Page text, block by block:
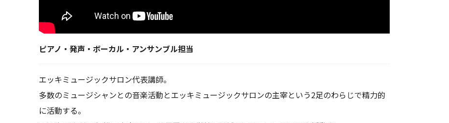
ピアノ・発声・ボーカル・アンサンブル担当
エッキミュージックサロン代表講師。
多数のミュージシャンとの音楽活動とエッキミュージックサロンの主宰という2足のわらじで精力的
に活動する。